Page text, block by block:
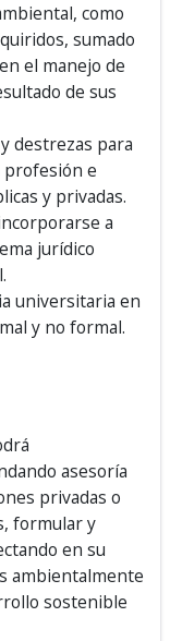
como
sumado
el manejo de
de sus
destrezas para
profesión e
y privadas.
a
jurídico
universitaria en
y no formal.
asesoría
privadas o
formular y
en su
ambientalmente
sostenible